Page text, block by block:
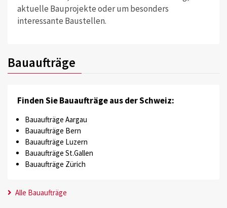
aktuelle Bauprojekte oder um besonders
interessante Baustellen.
Bauaufträge
Finden Sie Bauaufträge aus der Schweiz:
Bauaufträge Aargau
Bauaufträge Bern
Bauaufträge Luzern
Bauaufträge St.Gallen
Bauaufträge Zürich
Alle Bauaufträge